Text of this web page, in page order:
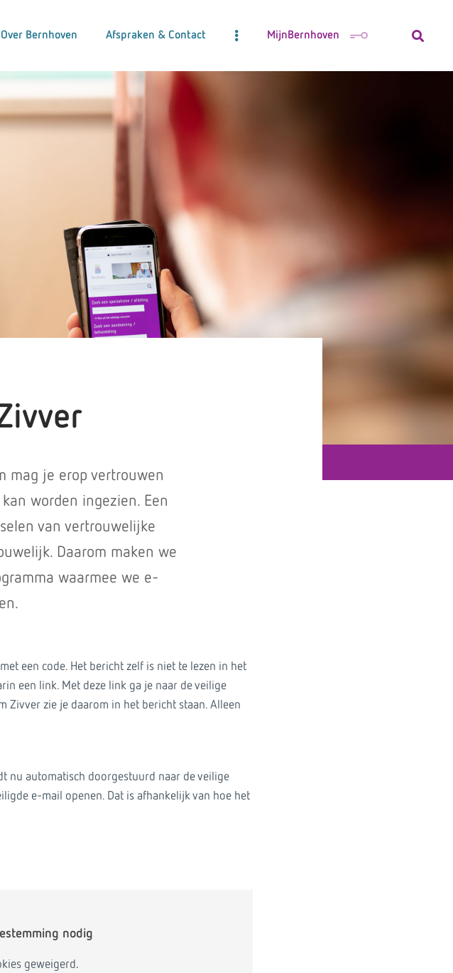
Over Bernhoven Afspraken & Contact MijnBernhoven
mag je erop vertrouwen
worden ingezien. Een
van vertrouwelijke
Daarom maken we
waarmee we e-
een code. Het bericht zelf is niet te lezen in het
een link. Met deze link ga je naar de veilige
Zivver zie je daarom in het bericht staan. Alleen
nu automatisch doorgestuurd naar de veilige
e-mail openen. Dat is afhankelijk van hoe het
nodig
geweigerd.